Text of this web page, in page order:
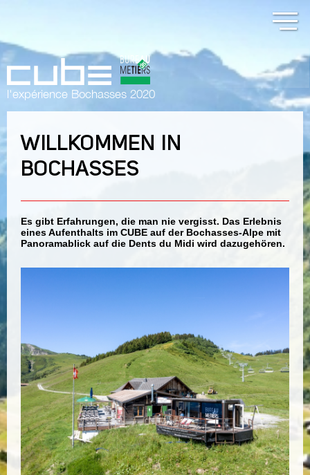
l'expérience Bochasses 2020
WILLKOMMEN IN
BOCHASSES
Es gibt Erfahrungen, die man nie vergisst. Das Erlebnis
eines Aufenthalts im CUBE auf der Bochasses-Alpe mit
Panoramablick auf die Dents du Midi wird dazugehören.